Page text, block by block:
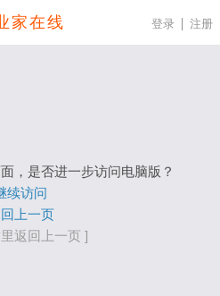
家在线 登录 注册
，是否进一步访问电脑版？
续访问
上一页
返回上一页 ]